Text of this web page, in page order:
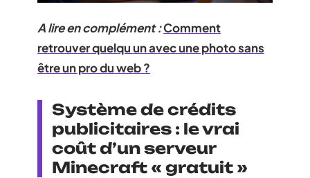
A lire en complément :Comment
retrouver quelqu un avec une photo sans
être un pro du web ?
Système de crédits
publicitaires : le vrai
coût d’un serveur
Minecraft « gratuit »